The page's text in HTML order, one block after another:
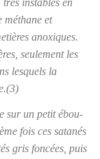
instables en
méthane et
anoxiques.
seule­ment les
les­quels la
sur un petit ébou­
fois ces sata­nés
gris fon­cées, puis